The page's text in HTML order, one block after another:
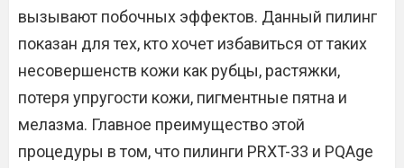
вызывают побочных эффектов. Данный пилинг
показан для тех, кто хочет избавиться от таких
несовершенств кожи как рубцы, растяжки,
потеря упругости кожи, пигментные пятна и
мелазма. Главное преимущество этой
процедуры в том, что пилинги PRXT-33 и PQAge